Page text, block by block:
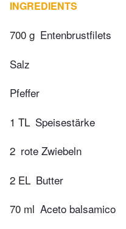
INGREDIENTS
700 g Entenbrustfilets
Salz
Pfeffer
1 TL Speisestärke
2 rote Zwiebeln
2 EL Butter
70 ml Aceto balsamico